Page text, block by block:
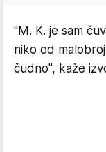
"M. K. je sam
niko od
čudno", kaže